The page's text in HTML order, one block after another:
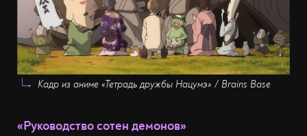
Кадр из аниме «Тетрадь дружбы Нацумэ» / Brains Base
«Руководство сотен демонов»